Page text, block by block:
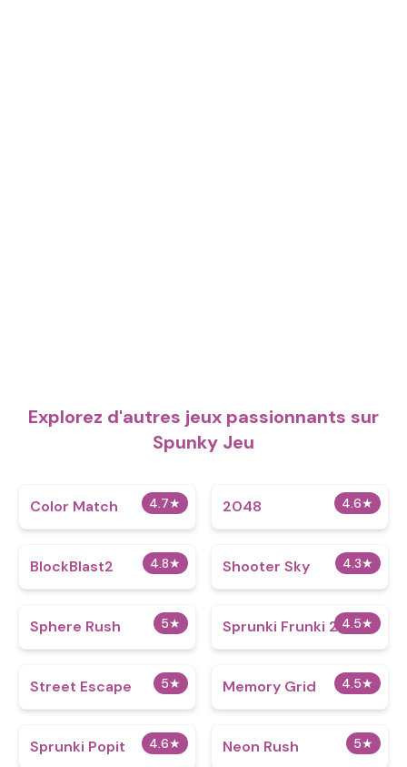
Explorez d'autres jeux passionnants sur
Spunky Jeu
4.7★
Color Match 4.6★
2048
4.8★
BlockBlast2 4.3★
Shooter Sky
5★
Sphere Rush 4.5★
Sprunki Frunki 2.0
5★
Street Escape 4.5★
Memory Grid
4.6★
Sprunki Popit 5★
Neon Rush